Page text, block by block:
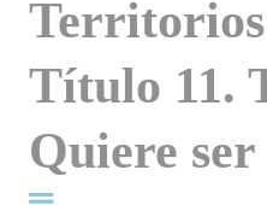
Título 11.
Quiere